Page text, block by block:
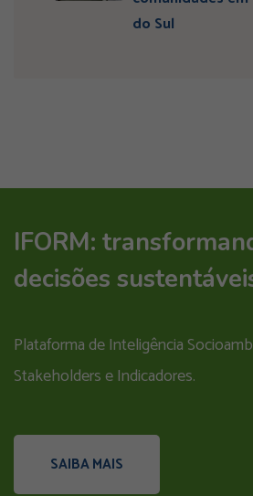
do Sul
IFORM:
decisões
Plataforma de Inteligência
Stakeholders e Indicadores.
SAIBA MAIS